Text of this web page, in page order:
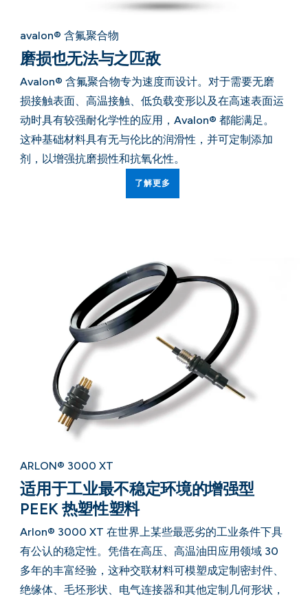
avalon® 含氟聚合物
磨损也无法与之匹敌
Avalon® 含氟聚合物专为速度而设计。对于需要无磨
损接触表面、高温接触、低负载变形以及在高速表面运
动时具有较强耐化学性的应用，Avalon® 都能满足。
这种基础材料具有无与伦比的润滑性，并可定制添加
剂，以增强抗磨损性和抗氧化性。
了解更多
ARLON® 3000 XT
适用于工业最不稳定环境的增强型
PEEK 热塑性塑料
Arlon® 3000 XT 在世界上某些最恶劣的工业条件下具
有公认的稳定性。凭借在高压、高温油田应用领域 30
多年的丰富经验，这种交联材料可模塑成定制密封件、
绝缘体、毛坯形状、电气连接器和其他定制几何形状，